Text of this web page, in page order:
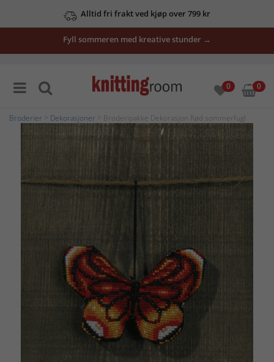
Alltid fri frakt ved kjøp over 799 kr
Fyll sommeren med kreative stunder →
0 0
Broderier Dekorasjoner > Broderipakke Dekorasjon Rød sommerfugl